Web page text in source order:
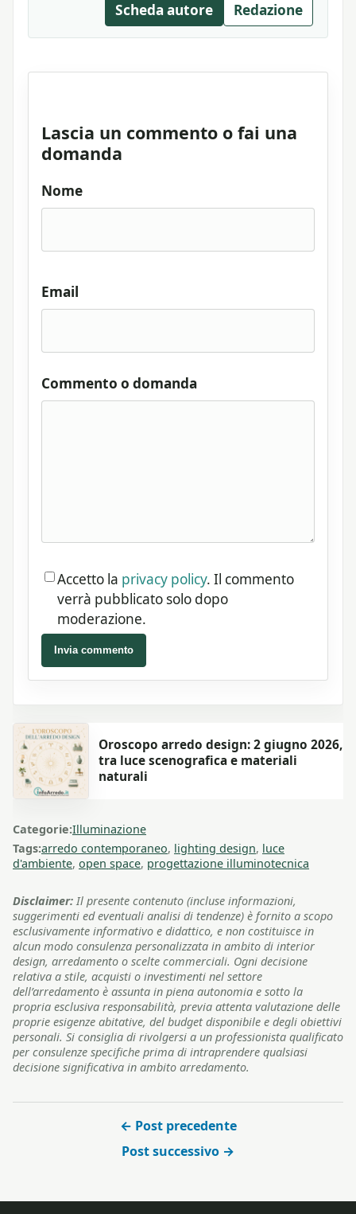
Scheda autore Redazione
Lascia un commento o fai una
domanda
Nome
Email
Commento o domanda
Accetto la privacy policy. Il commento
verrà pubblicato solo dopo
moderazione.
Invia commento
Oroscopo arredo design: 2 giugno 2026,
tra luce scenografica e materiali
naturali
Categorie:Illuminazione
Tags:arredo contemporaneo, lighting design, luce
d'ambiente, open space, progettazione illuminotecnica
Disclaimer: Il presente contenuto (incluse informazioni,
suggerimenti ed eventuali analisi di tendenze) è fornito a scopo
esclusivamente informativo e didattico, e non costituisce in
alcun modo consulenza personalizzata in ambito di interior
design, arredamento o scelte commerciali. Ogni decisione
relativa a stile, acquisti o investimenti nel settore
dell’arredamento è assunta in piena autonomia e sotto la
propria esclusiva responsabilità, previa attenta valutazione delle
proprie esigenze abitative, del budget disponibile e degli obiettivi
personali. Si consiglia di rivolgersi a un professionista qualificato
per consulenze specifiche prima di intraprendere qualsiasi
decisione significativa in ambito arredamento.
← Post precedente
Post successivo →